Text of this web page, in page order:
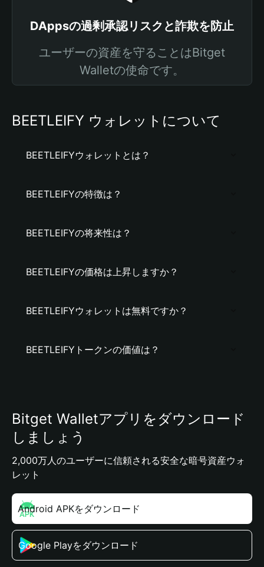
DAppsの過剰承認リスクと詐欺を防止
ユーザーの資産を守ることはBitget
Walletの使命です。
BEETLEIFY ウォレットについて
BEETLEIFYウォレットとは？
BEETLEIFYの特徴は？
BEETLEIFYの将来性は？
BEETLEIFYの価格は上昇しますか？
BEETLEIFYウォレットは無料ですか？
BEETLEIFYトークンの価値は？
Bitget Walletアプリをダウンロード
しましょう
2,000万人のユーザーに信頼される安全な暗号資産ウォ
レット
Android APKをダウンロード
Google Playをダウンロード